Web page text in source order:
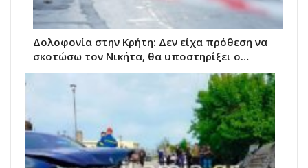
Δολοφονία στην Κρήτη: Δεν είχα πρόθεση να
σκοτώσω τον Νικήτα, θα υποστηρίξει ο…